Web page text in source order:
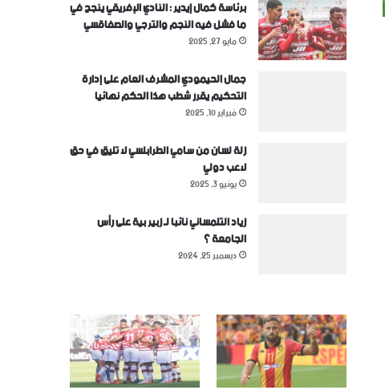
برئاسة كمال إيدير : النادي الإفريقي ينجح في
ما فشل فيه النجم والترجي والصفاقسي
مايو 27, 2025
جمال الحيمودي المشرف العام على إدارة
التحكيم يقرر شطب هذا الحكم نهائيا
فبراير 10, 2025
زلة لسان من سامي الطرابلسي لا تليق في حق
لاعب دولي
يونيو 3, 2025
زياد التلمساني نائبا لـ زبير بية على رأس
الجامعة ؟
ديسمبر 25, 2024